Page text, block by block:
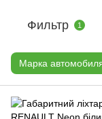
Фильтр 1
Марка